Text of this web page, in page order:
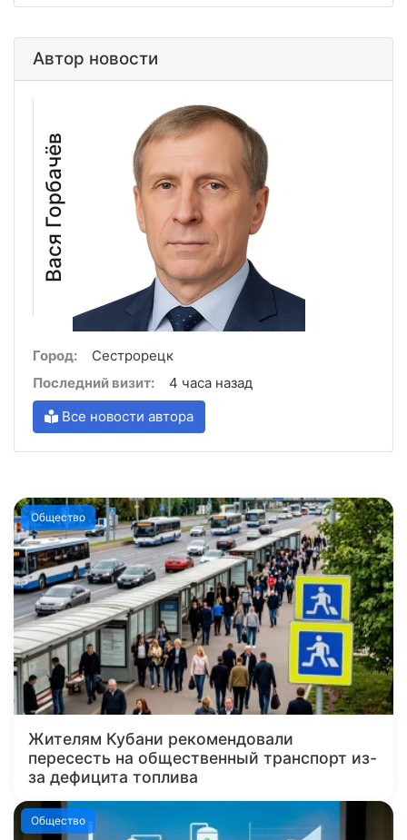
Автор новости
Вася Горбачёв
Город:
Сестрорецк
Последний визит:
4 часа назад
Все новости автора
Общество
Жителям Кубани рекомендовали
пересесть на общественный транспорт из-
за дефицита топлива
Общество